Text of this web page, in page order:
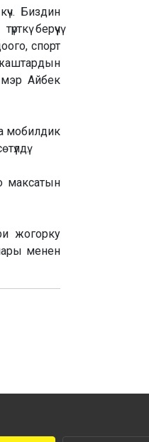
Биздин
берүүчү
спорт
жаштардын
Айбек
мобилдик
максатын
жогорку
менен